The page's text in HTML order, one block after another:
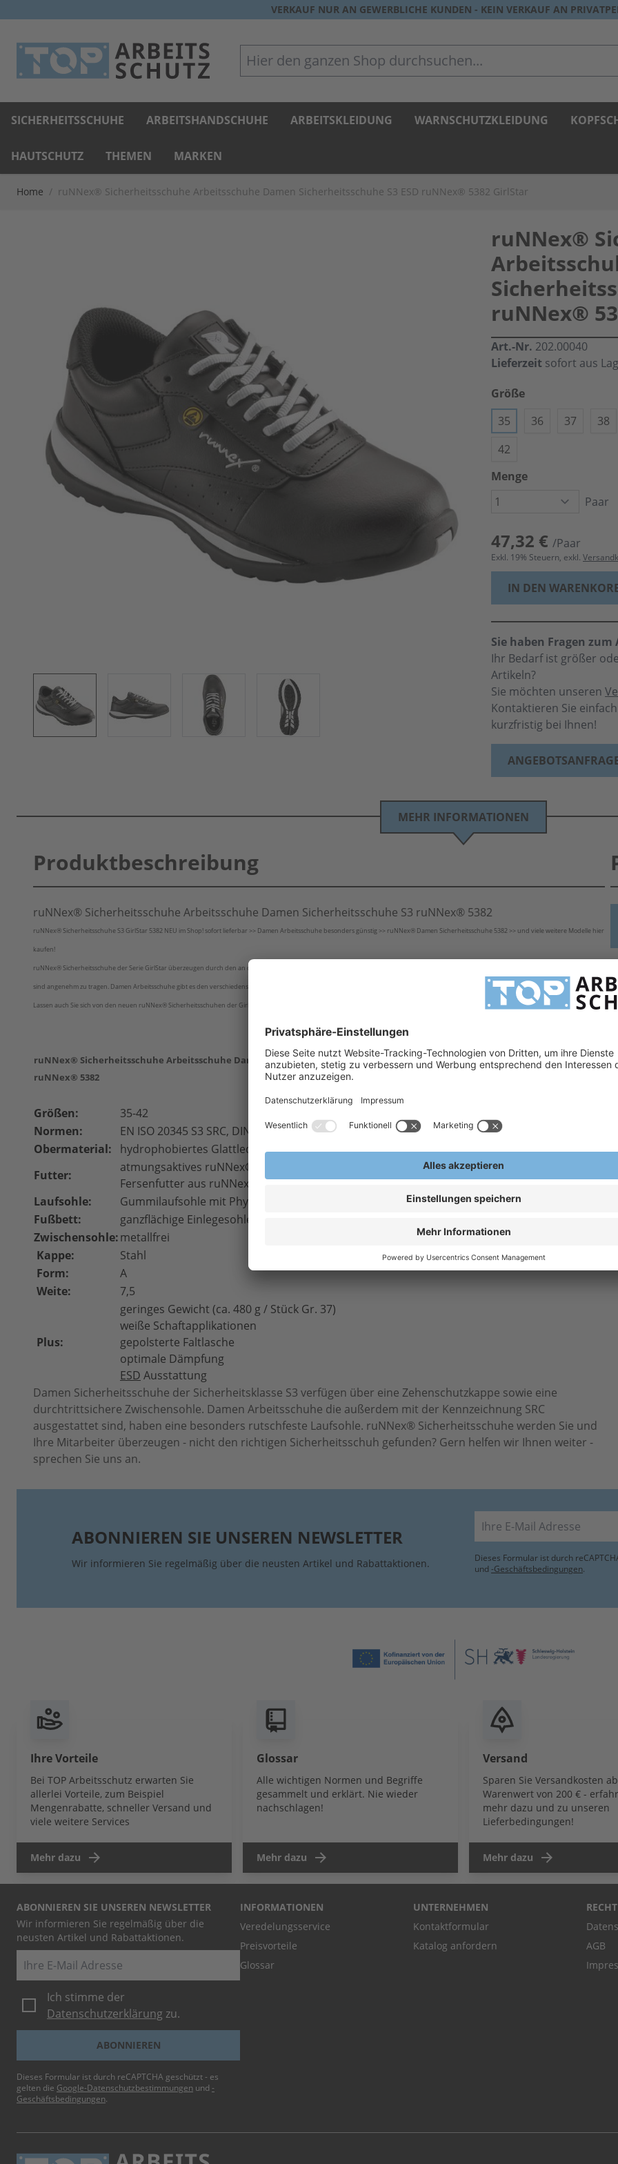
VERKAUF NUR AN GEWERBLICHE KUNDEN - KEIN VERKAUF AN
Hier den ganzen Shop durchsuchen...
SICHERHEITSSCHUHE ARBEITSHANDSCHUHE ARBEITSKLEIDUNG WARNSCHUTZKLEIDUNG
HAUTSCHUTZ THEMEN MARKEN
Home / ruNNex® Sicherheitsschuhe Arbeitsschuhe Damen Sicherheitsschuhe S3 ESD ruNNex® 5382 GirlStar
ruNNex®
ruNNex®
Art.-Nr. 202.00040
Lieferzeit sofort aus
Größe
35
36 37 38
42
Menge
Paar
47,32 € /Paar
Exkl. 19% Steuern, exkl.
IN DEN
Sie haben Fragen
Ihr Bedarf ist größer
Artikeln?
Sie möchten unseren
Kontaktieren Sie
kurzfristig bei Ihnen!
MEHR INFORMATIONEN
Produktbeschreibung
ruNNex® Sicherheitsschuhe Arbeitsschuhe Damen Sicherheitsschuhe S3 ruNNex® 5382
ruNNex® Sicherheitsschuhe S3 GirlStar 5382 NEU im Shop! sofort lieferbar >> Damen Arbeitsschuhe besonders günstig >> ruNNex® Damen Sicherheitsschuhe 5382 >> und viele weitere Modelle hier
kaufen!
ruNNex® Sicherheitsschuhe der Serie GirlStar überzeugen durch den an den Damenfuß angepassten Schnitt. Damensicherheitsschuhe von
sind angenehm zu tragen. Damen Arbeitsschuhe gibt es den verschiedensten Schutzklassen. ruNNex® Sicherheitsschuhe in neuen trendigen Farben und hervorragender Qualität finden Sie hier.
Lassen auch Sie sich von den neuen ruNNex® Sicherheitsschuhen der GirlStar-Serie überzeugen!
ruNNex® Sicherheitsschuhe Arbeitsschuhe Damen Sicherheitsschuhe S3
ruNNex® 5382
Größen:
35-42
Normen:
EN ISO 20345 S3 SRC, DIN EN 61340ESD
Obermaterial:
hydrophobiertes Glattleder
Futter:
atmungsaktives ruNNex®
AIRSTREAM Funktionsfutter, weiches
Fersenfutter aus ruNNex
SOFTtouch
Laufsohle:
Gummilaufsohle mit Phylon-Zwischensohle
Fußbett:
ganzflächige Einlegesohle
Zwischensohle:metallfrei
Kappe:
Stahl
Form:
A
Weite:
7,5
Plus:
geringes Gewicht (ca. 480 g / Stück Gr. 37)
weiße Schaftapplikationen
gepolsterte Faltlasche
optimale Dämpfung
ESD Ausstattung
Damen Sicherheitsschuhe der Sicherheitsklasse S3 verfügen über eine Zehenschutzkappe sowie eine
durchtrittsichere Zwischensohle. Damen Arbeitsschuhe die außerdem mit der Kennzeichnung SRC
ausgestattet sind, haben eine besonders rutschfeste Laufsohle. ruNNex® Sicherheitsschuhe werden Sie und
Ihre Mitarbeiter überzeugen - nicht den richtigen Sicherheitsschuh gefunden? Gern helfen wir Ihnen weiter -
sprechen Sie uns an.
ABONNIEREN SIE UNSEREN NEWSLETTER
Wir informieren Sie regelmäßig über die neusten Artikel und Rabattaktionen.
E-Mail
Dieses Formular ist durch
und -Geschäftsbedingungen.
Ihre Vorteile
Bei TOP Arbeitsschutz erwarten Sie
allerlei Vorteile, zum Beispiel
Mengenrabatte, schneller Versand und
viele weitere Services
Mehr dazu
Glossar
Alle wichtigen Normen und Begriffe
gesammelt und erklärt. Nie wieder
nachschlagen!
Mehr dazu
Versand
Sparen Sie Versandkosten
Warenwert von 200 € -
mehr dazu und zu unseren
Lieferbedingungen!
Mehr dazu
ABONNIEREN SIE UNSEREN NEWSLETTER
Wir informieren Sie regelmäßig über die
neusten Artikel und Rabattaktionen.
E-Mail
Ich stimme der
Datenschutzerklärung zu.
ABONNIEREN
Dieses Formular ist durch reCAPTCHA geschützt - es
gelten die Google-Datenschutzbestimmungen und -
Geschäftsbedingungen.
INFORMATIONEN
Veredelungsservice
Preisvorteile
Glossar
UNTERNEHMEN
Kontaktformular
Katalog anfordern
AGB